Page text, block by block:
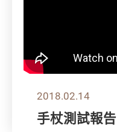
2018.02.14
手杖測試報告